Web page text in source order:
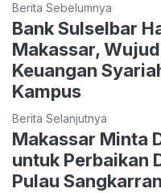
Berita Sebelumnya
Bank Sulselbar
Makassar,
Keuangan
Kampus
Berita Selanjutnya
Makassar Minta
untuk Perbaikan
Pulau